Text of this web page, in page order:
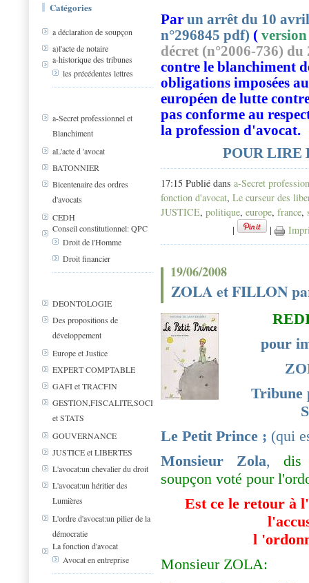
Catégories
a déclaration de soupçon
a)l'acte de notaire
a-historique des tribunes
les précédentes lettres
a-Secret professionnel et
Blanchiment
aL'acte d 'avocat
BATONNIER
Bicentenaire des ordres
d'avocats
CEDH
Conseil constitutionnel: QPC
Droit de l'Homme
Droit financier
DEONTOLOGIE
Des propositions de
développement
Europe et Justice
EXPERT COMPTABLE
GAFI et TRACFIN
GESTION,FISCALITE,SOCIAL
et STATS
GOUVERNANCE
JUSTICE et LIBERTES
L'avocat:un chevalier du droit
L'avocat:un héritier des
Lumières
L'ordre d'avocat:un pilier de la
démocratie
La fonction d'avocat
Avocat en entreprise
Par un arrêt du 10
n°296845 pdf) (
décret (n°2006-736)
contre le blanchiment
obligations imposées
européen de lutte
pas conforme au
la profession d'avocat.
POUR
17:15 Publié dans a-Secret
fonction d'avocat, Le curseur des
JUSTICE, politique, europe, france,
|
|
19/06/2008
ZOLA et FILLON
pour
Tribune
Le Petit Prince ; (qui
Monsieur Zola, dis
soupçon voté pour
Est ce le retour à
l
Monsieur ZOLA: